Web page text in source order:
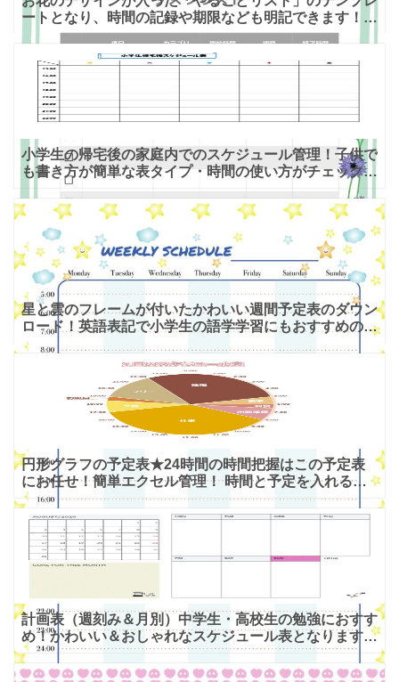
ートとなり、時間の記録や期限なども明記できます！
矢車草は鯉のぼりの先端の矢車に似ていることから名前
小学生の帰宅後の家庭内でのスケジュール管理！子供で
も書き方が簡単な表タイプ・時間の使い方がチェック出
来る 「小学生帰宅後スケジュール表」は小学生が平日
に学校から
星と雲のフレームが付いたかわいい週間予定表のダウン
ロード！英語表記で小学生の語学学習にもおすすめの手
書き対応時間単位で管理ができる、わかりやすいウィー
円形グラフの予定表★24時間の時間把握はこの予定表
にお任せ！簡単エクセル管理！ 時間と予定を入れるだ
けで、自動的に円グラフ化される予定表のテンプレー
ト！ ナチュ
計画表（週刻み＆月別）中学生・高校生の勉強におすす
め！かわいい＆おしゃれなスケジュール表となります。
左側には編集可能な月間カレンダーと右側には週刻みの
計画が記載